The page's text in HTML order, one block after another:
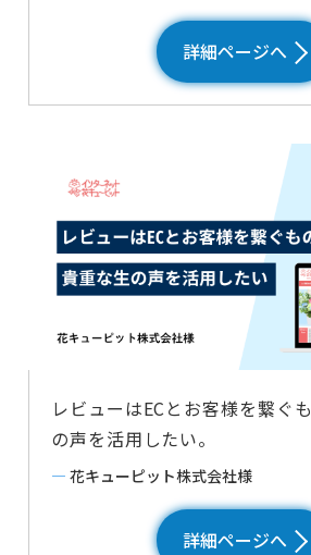
詳細ページへ
レビューはECとお客様を繋ぐ
の声を活用したい。
―花キューピット株式会社様
詳細ページへ